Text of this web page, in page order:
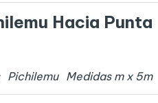
Hacia Punta
Pichilemu Medidas m x 5m